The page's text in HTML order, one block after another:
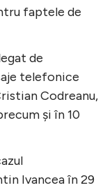
faptele de
de
telefonice
Codreanu,
și în 10
Ivancea în 29